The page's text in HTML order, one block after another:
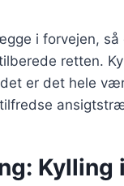
i forvejen,
retten.
er det hele
Kylling